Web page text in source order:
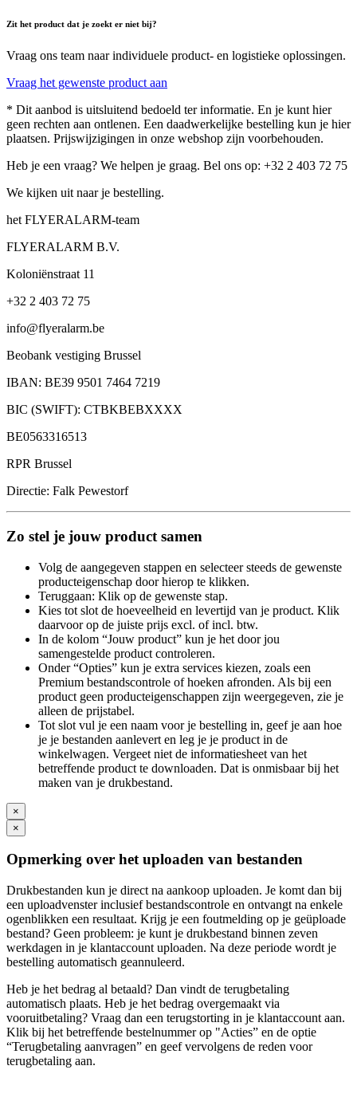
Zit het product dat je zoekt er niet bij?
Vraag ons team naar individuele product- en logistieke oplossingen.
Vraag het gewenste product aan
* Dit aanbod is uitsluitend bedoeld ter informatie. En je kunt hier
geen rechten aan ontlenen. Een daadwerkelijke bestelling kun je hier
plaatsen. Prijswijzigingen in onze webshop zijn voorbehouden.
Heb je een vraag? We helpen je graag. Bel ons op: +32 2 403 72 75
We kijken uit naar je bestelling.
het FLYERALARM-team
FLYERALARM B.V.
Koloniënstraat 11
+32 2 403 72 75
info@flyeralarm.be
Beobank vestiging Brussel
IBAN: BE39 9501 7464 7219
BIC (SWIFT): CTBKBEBXXXX
BE0563316513
RPR Brussel
Directie: Falk Pewestorf
Zo stel je jouw product samen
Volg de aangegeven stappen en selecteer steeds de gewenste
producteigenschap door hierop te klikken.
Teruggaan: Klik op de gewenste stap.
Kies tot slot de hoeveelheid en levertijd van je product. Klik
daarvoor op de juiste prijs excl. of incl. btw.
In de kolom “Jouw product” kun je het door jou
samengestelde product controleren.
Onder “Opties” kun je extra services kiezen, zoals een
Premium bestandscontrole of hoeken afronden. Als bij een
product geen producteigenschappen zijn weergegeven, zie je
alleen de prijstabel.
Tot slot vul je een naam voor je bestelling in, geef je aan hoe
je je bestanden aanlevert en leg je je product in de
winkelwagen. Vergeet niet de informatiesheet van het
betreffende product te downloaden. Dat is onmisbaar bij het
maken van je drukbestand.
×
×
Opmerking over het uploaden van bestanden
Drukbestanden kun je direct na aankoop uploaden. Je komt dan bij
een uploadvenster inclusief bestandscontrole en ontvangt na enkele
ogenblikken een resultaat. Krijg je een foutmelding op je geüploade
bestand? Geen probleem: je kunt je drukbestand binnen zeven
werkdagen in je klantaccount uploaden. Na deze periode wordt je
bestelling automatisch geannuleerd.
Heb je het bedrag al betaald? Dan vindt de terugbetaling
automatisch plaats. Heb je het bedrag overgemaakt via
vooruitbetaling? Vraag dan een terugstorting in je klantaccount aan.
Klik bij het betreffende bestelnummer op "Acties” en de optie
“Terugbetaling aanvragen” en geef vervolgens de reden voor
terugbetaling aan.